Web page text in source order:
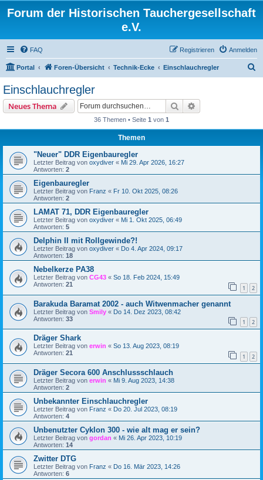
Forum der Historischen Tauchergesellschaft
e.V.
FAQ Anmelden
Registrieren
Portal Foren-Übersicht Technik-Ecke Einschlauchregler
Einschlauchregler
Neues Thema Suche
36 Themen • Seite 1 von 1
Themen
"Neuer" DDR Eigenbauregler
Letzter Beitrag von oxydiver « Mi 29. Apr 2026, 16:27
Antworten: 2
Eigenbauregler
Letzter Beitrag von Franz « Fr 10. Okt 2025, 08:26
Antworten: 2
LAMAT 71, DDR Eigenbauregler
Letzter Beitrag von oxydiver « Mi 1. Okt 2025, 06:49
Antworten: 5
Delphin II mit Rollgewinde?!
Letzter Beitrag von oxydiver « Do 4. Apr 2024, 09:17
Antworten: 18
Nebelkerze PA38
Letzter Beitrag von CG43 « So 18. Feb 2024, 15:49
Antworten: 21 1 2
Barakuda Baramat 2002 - auch Witwenmacher genannt
Letzter Beitrag von Smily « Do 14. Dez 2023, 08:42
Antworten: 33 1 2
Dräger Shark
Letzter Beitrag von erwin « So 13. Aug 2023, 08:19
Antworten: 21 1 2
Dräger Secora 600 Anschlussschlauch
Letzter Beitrag von erwin « Mi 9. Aug 2023, 14:38
Antworten: 2
Unbekannter Einschlauchregler
Letzter Beitrag von Franz « Do 20. Jul 2023, 08:19
Antworten: 4
Unbenutzter Cyklon 300 - wie alt mag er sein?
Letzter Beitrag von gordan « Mi 26. Apr 2023, 10:19
Antworten: 14
Zwitter DTG
Letzter Beitrag von Franz « Do 16. Mär 2023, 14:26
Antworten: 6